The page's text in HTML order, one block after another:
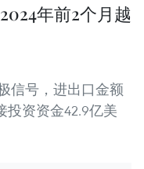
年前2个月越
信号，进出口金额
投资资金42.9亿美